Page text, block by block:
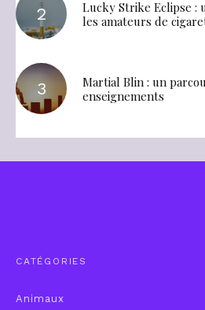
Lucky Strike Eclipse :
les amateurs de
Martial Blin : un
enseignements
CATÉGORIES
Animaux